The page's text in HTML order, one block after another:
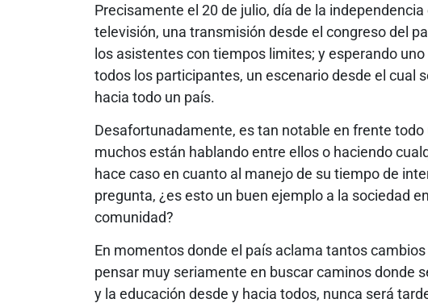
Precisamente el 20 de julio, día de la
televisión, una transmisión desde el congreso del
los asistentes con tiempos limites; y esperando
todos los participantes, un escenario desde el cual
hacia todo un país.
Desafortunadamente, es tan notable en frente
muchos están hablando entre ellos o haciendo
hace caso en cuanto al manejo de su tiempo de
pregunta, ¿es esto un buen ejemplo a la sociedad
comunidad?
En momentos donde el país aclama tantos
pensar muy seriamente en buscar caminos donde
y la educación desde y hacia todos, nunca será